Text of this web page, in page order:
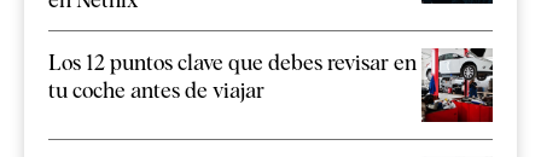
Los 12 puntos clave que debes revisar en
tu coche antes de viajar